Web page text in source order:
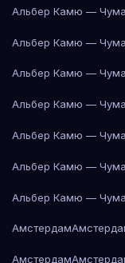
Альбер Камю — Чума
Альбер Камю — Чума
Альбер Камю — Чума
Альбер Камю — Чума
Альбер Камю — Чума
Альбер Камю — Чума
Альбер Камю — Чума
Амстердам
Амстердам